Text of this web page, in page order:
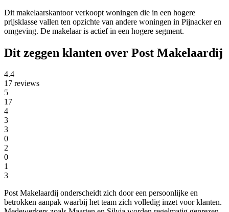
Dit makelaarskantoor verkoopt woningen die in een hogere
prijsklasse vallen ten opzichte van andere woningen in Pijnacker en
omgeving. De makelaar is actief in een hogere segment.
Dit zeggen klanten over Post Makelaardij
4.4
17 reviews
5
17
4
3
3
0
2
0
1
3
Post Makelaardij onderscheidt zich door een persoonlijke en
betrokken aanpak waarbij het team zich volledig inzet voor klanten.